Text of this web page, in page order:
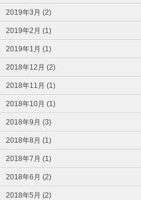
2019年3月 (2)
2019年2月 (1)
2019年1月 (1)
2018年12月 (2)
2018年11月 (1)
2018年10月 (1)
2018年9月 (3)
2018年8月 (1)
2018年7月 (1)
2018年6月 (2)
2018年5月 (2)